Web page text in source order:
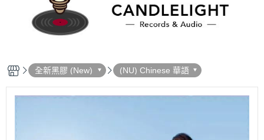
全新黑膠 (New) (NU) Chinese 華語